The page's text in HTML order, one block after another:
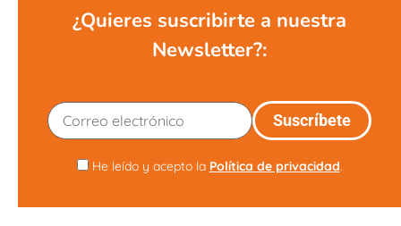
¿Quieres suscribirte a nuestra
Newsletter?:
He leído y acepto la Política de privacidad.